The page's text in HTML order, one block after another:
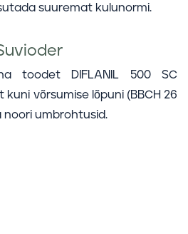
suuremat kulunormi.
toodet DIFLANIL 500 SC
võrsumise lõpuni (BBCH 26
noori umbrohtusid.